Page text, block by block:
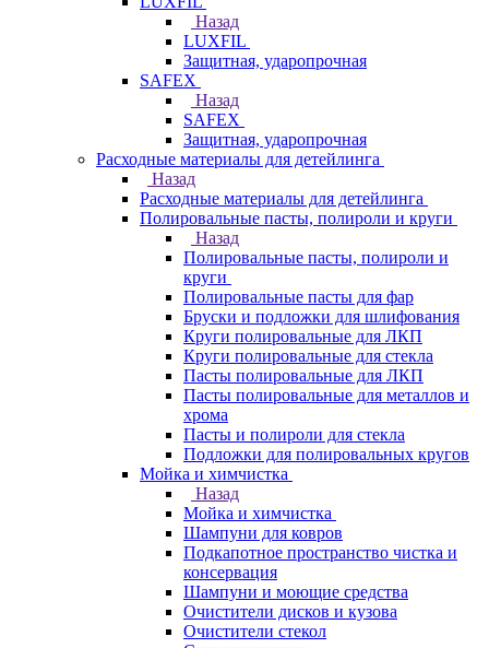
Назад
LUXFIL
Защитная, ударопрочная
SAFEX
Назад
SAFEX
Защитная, ударопрочная
Расходные материалы для детейлинга
Назад
Расходные материалы для детейлинга
Полировальные пасты, полироли и круги
Назад
Полировальные пасты, полироли и
круги
Полировальные пасты для фар
Бруски и подложки для шлифования
Круги полировальные для ЛКП
Круги полировальные для стекла
Пасты полировальные для ЛКП
Пасты полировальные для металлов и
хрома
Пасты и полироли для стекла
Подложки для полировальных кругов
Мойка и химчистка
Назад
Мойка и химчистка
Шампуни для ковров
Подкапотное пространство чистка и
консервация
Шампуни и моющие средства
Очистители дисков и кузова
Очистители стекол